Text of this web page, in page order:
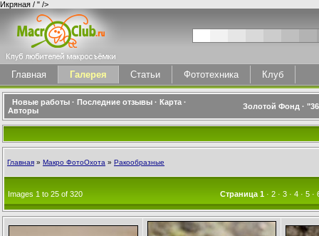
Икряная / " />
Главная Галерея Статьи Фототехника Клуб
Новые работы · Последние отзывы · Карта ·
Авторы
Золотой Фонд ·
Главная » Макро ФотоОхота » Ракообразные
Images 1 to 25 of 320 Страница 1· 2· 3· 4· 5·